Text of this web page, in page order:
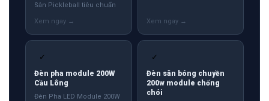
Sân Pickleball tiêu chuẩn
✓
Đèn pha module 200W
Cầu Lông
Đèn Pha LED Module 200W
✓
Đèn sân bóng chuyền
200w module chống
chói